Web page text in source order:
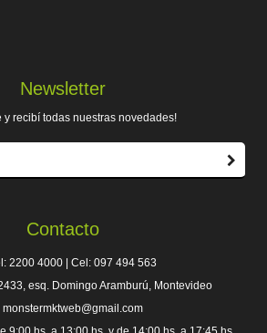
Contacto
2200 4000 | Cel: 097 494 563
esq. Domingo Aramburú, Montevideo
monstermktweb@gmail.com
Newsletter
y recibí todas nuestras novedades!